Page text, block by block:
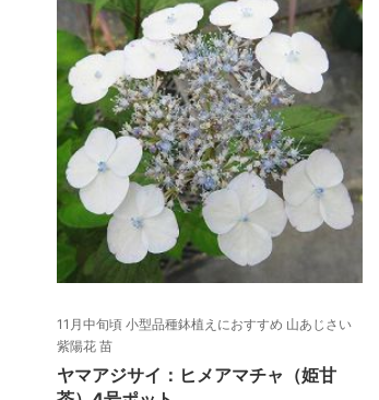
11月中旬頃 小型品種鉢植えにおすすめ 山あじさい
紫陽花 苗
ヤマアジサイ：ヒメアマチャ（姫甘